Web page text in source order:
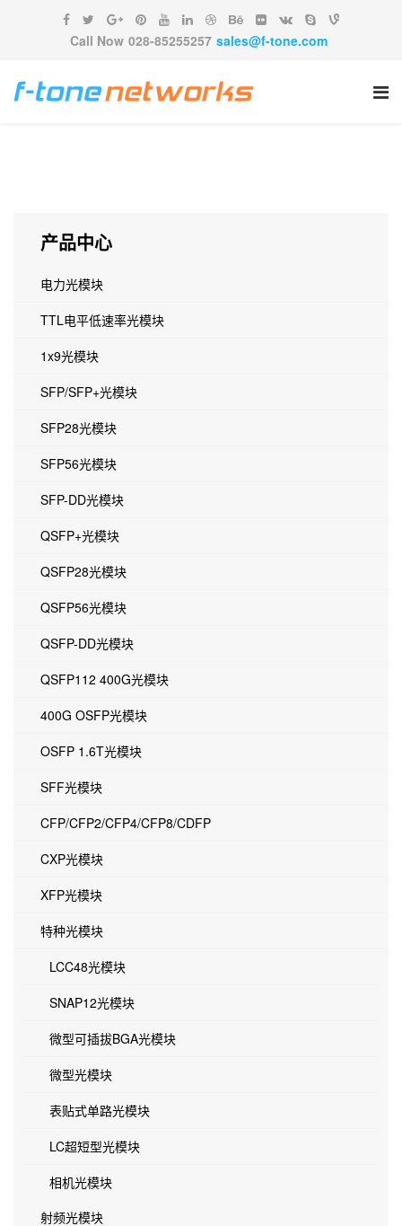
Call Now 028-85255257 sales@f-tone.com
产品中心
电力光模块
TTL电平低速率光模块
1x9光模块
SFP/SFP+光模块
SFP28光模块
SFP56光模块
SFP-DD光模块
QSFP+光模块
QSFP28光模块
QSFP56光模块
QSFP-DD光模块
QSFP112 400G光模块
400G OSFP光模块
OSFP 1.6T光模块
SFF光模块
CFP/CFP2/CFP4/CFP8/CDFP
CXP光模块
XFP光模块
特种光模块
LCC48光模块
SNAP12光模块
微型可插拔BGA光模块
微型光模块
表贴式单路光模块
LC超短型光模块
相机光模块
射频光模块